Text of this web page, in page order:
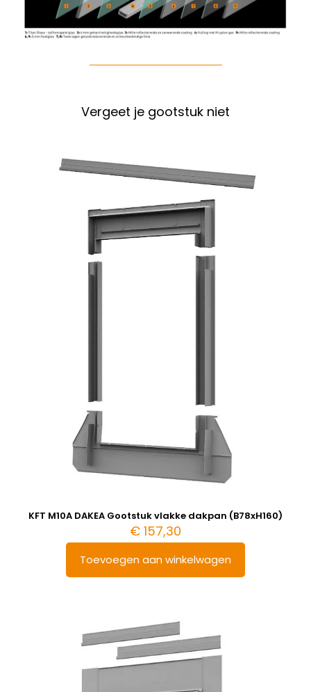
Vergeet je gootstuk niet
KFT M10A DAKEA Gootstuk vlakke dakpan (B78xH160)
€ 157,30
Toevoegen aan winkelwagen